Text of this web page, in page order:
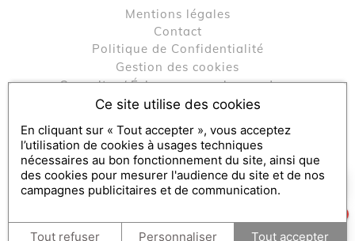
Mentions légales
contact
Politique de Confidentialité
Gestion des cookies
Consulter / Échanger mon bon cadeau
Engagements RSE
Console SecretBox ®, éditeur de la solution de chèques et
coffrets cadeaux
Partenaires médias :SecretBox
Comment puis-je vous aider ?
Ce site utilise des cookies
En cliquant sur « Tout accepter », vous acceptez
l’utilisation de cookies à usages techniques
nécessaires au bon fonctionnement du site, ainsi que
des cookies pour mesurer l'audience du site et de nos
campagnes publicitaires et de communication.
Tout refuser Personnaliser Tout accepter